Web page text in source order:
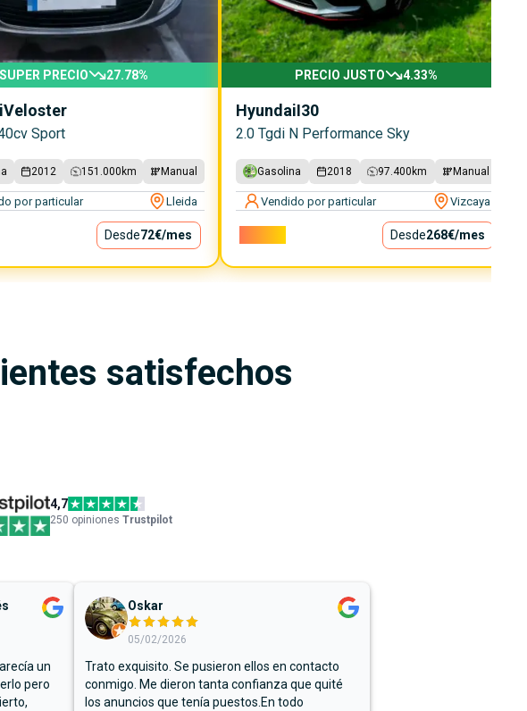
SUPER PRECIO 27.78%
Veloster
Sport
2012 151.000 km Manual
por particular Lleida
Desde72€/mes
PRECIO JUSTO 4.33%
HyundaiI30
2.0 Tgdi N Performance Sky
Gasolina 2018 97.400 km Manual
Vendido por particular Vizcaya
Desde268€/mes
satisfechos
4,7
250 opiniones Trustpilot
un
pero
Oskar
05/02/2026
Trato exquisito. Se pusieron ellos en contacto
conmigo. Me dieron tanta confianza que quité
los anuncios que tenía puestos.En todo